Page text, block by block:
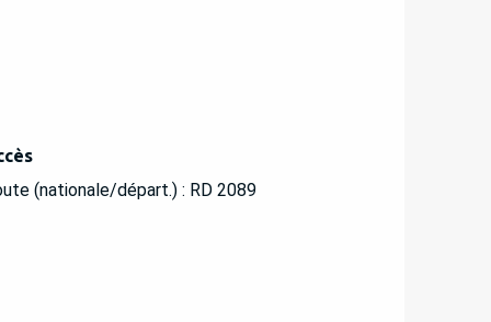
(nationale/départ.) : RD 2089